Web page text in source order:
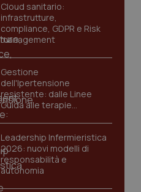
Cloud sanitario:
infrastrutture,
compliance, GDPR e Risk
management
Gestione
dell'Ipertensione
resistente: dalle Linee
Guida alle terapie
innovative
Leadership Infermieristica
2026: nuovi modelli di
responsabilità e
autonomia